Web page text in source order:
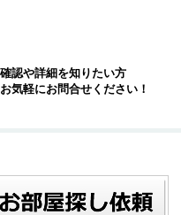
認や詳細を知りたい方
気軽にお問合せください！